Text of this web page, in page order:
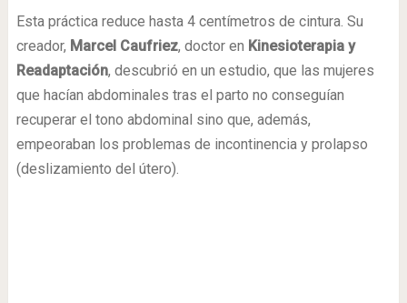
Esta práctica reduce hasta 4 centímetros de cintura. Su
creador, Marcel Caufriez, doctor en Kinesioterapia y
Readaptación, descubrió en un estudio, que las mujeres
que hacían abdominales tras el parto no conseguían
recuperar el tono abdominal sino que, además,
empeoraban los problemas de incontinencia y prolapso
(deslizamiento del útero).